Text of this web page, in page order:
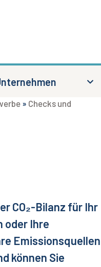
» Checks und
CO₂-Bilanz für Ihr
oder Ihre
Emissionsquellen
können Sie